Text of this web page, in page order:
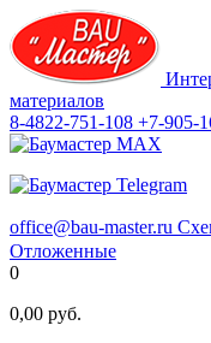
материалов
8-4822-751-108 +7-905-
office@bau-master.ru
Отложенные
0
0,00 руб.